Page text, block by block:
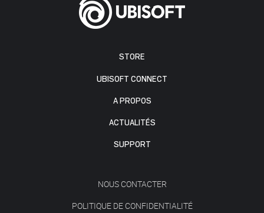
STORE
UBISOFT CONNECT
A PROPOS
ACTUALITÉS
SUPPORT
NOUS CONTACTER
POLITIQUE DE CONFIDENTIALITÉ